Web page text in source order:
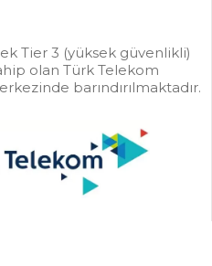
Tier 3 (yüksek güvenlikli)
olan Türk Telekom
barındırılmaktadır.